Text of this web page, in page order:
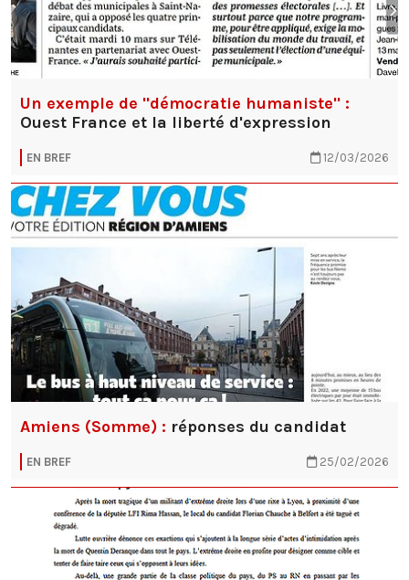
Un exemple de "démocratie humaniste" :
Ouest France et la liberté d'expression
EN BREF 12/03/2026
Amiens (Somme) : réponses du candidat
EN BREF 25/02/2026